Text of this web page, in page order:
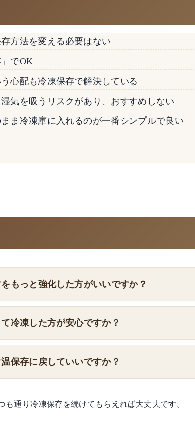
方法を変える必要はない
でOK
心配も冷凍保存で解決している
気を吸うリスクがあり、おすすめしない
ま冷凍庫に入れるのが一番シンプルで良い
もっと強化した方がいいですか？
冷凍した方が安心ですか？
保存に戻していいですか？
も通り冷凍保存を続けてもらえれば大丈夫です。